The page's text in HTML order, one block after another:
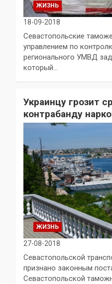
ЖИЗНЬ
18-09-2018
Севастопольские
управлением по
регионального УМВД
который…
Украинцу грозит
контрабанду
ЖИЗНЬ
27-08-2018
Севастопольской
признано законным
Севастопольской